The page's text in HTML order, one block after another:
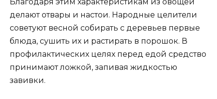
делают отвары и настои. Народные целители
советуют весной собирать с деревьев первые
блюда, сушить их и растирать в порошок. В
профилактических целях перед едой средство
принимают ложкой, запивая жидкостью
завивки.